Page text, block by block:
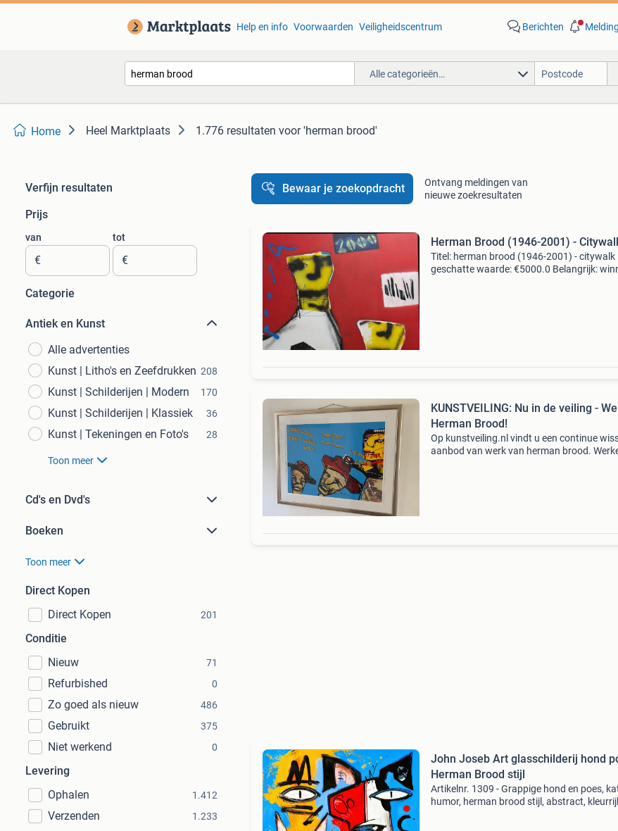
Help en info Voorwaarden Veiligheidscentrum Berichten
Alle categorieën…
Home Heel Marktplaats 1.776 resultaten voor 'herman brood'
Verfijn resultaten
Prijs
van
€
tot
€
Categorie
Antiek en Kunst
Alle advertenties
Kunst | Litho's en Zeefdrukken 208
Kunst | Schilderijen | Modern 170
Kunst | Schilderijen | Klassiek 36
Kunst | Tekeningen en Foto's 28
Toon meer
Cd's en Dvd's
Boeken
Toon meer
Direct Kopen
Direct Kopen
201
Conditie
Nieuw
71
Refurbished 0
Zo goed als nieuw 486
Gebruikt 375
Niet werkend 0
Levering
Ophalen
1.412
Verzenden 1.233
Bewaar je zoekopdracht
Ontvang meldingen van
nieuwe zoekresultaten
Herman Brood (1946-2001) -
Titel: herman brood (1946-2001) - citywalk
geschatte waarde: €5000.0 Belangrijk:
KUNSTVEILING: Nu in de veiling -
Herman Brood!
Op kunstveiling.nl vindt u een continue
aanbod van werk van herman brood.
John Joseb Art glasschilderij hond
Herman Brood stijl
Artikelnr. 1309 - Grappige hond en poes,
humor, herman brood stijl, abstract,